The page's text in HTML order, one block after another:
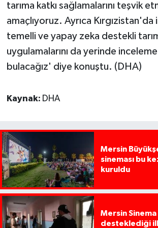
tarıma katkı sağlamalarını teşvik
amaçlıyoruz. Ayrıca
temelli ve yapay zeka destekli
uygulamalarını da yerinde inceleme
bulacağız' diye konuştu. (DHA)
Kaynak: DHA
Mersin
sineması bu
kuruldu
Mersin
desteklediği